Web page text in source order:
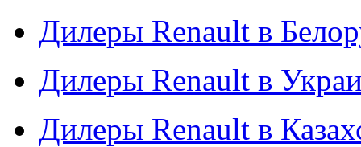
Дилеры Renault в
Дилеры Renault в
Дилеры Renault в